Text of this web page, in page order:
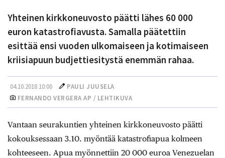
Yhteinen kirkkoneuvosto päätti lähes 60 000
euron katastrofiavusta. Samalla päätettiin
esittää ensi vuoden ulkomaiseen ja kotimaiseen
kriisiapuun budjettiesitystä enemmän rahaa.
04.10.2018 10:00
PAULI JUUSELA
FERNANDO VERGERA AP / LEHTIKUVA
Vantaan seurakuntien yhteinen kirkkoneuvosto päätti
kokouksessaan 3.10. myöntää katastrofiapua kolmeen
kohteeseen. Apua myönnettiin 20 000 euroa Venezuelan